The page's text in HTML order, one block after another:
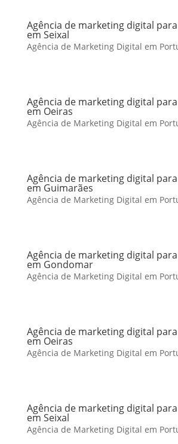
Agência de marketing digital
em Seixal
Agência de Marketing Digital em
Agência de marketing digital
em Oeiras
Agência de Marketing Digital em
Agência de marketing digital
em Guimarães
Agência de Marketing Digital em
Agência de marketing digital
em Gondomar
Agência de Marketing Digital em
Agência de marketing digital
em Oeiras
Agência de Marketing Digital em
Agência de marketing digital
em Seixal
Agência de Marketing Digital em